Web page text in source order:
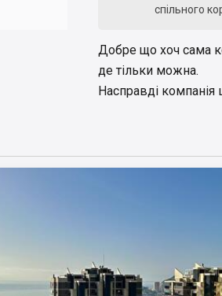
спільного
Добре що хоч сама
де тільки можна.
Насправді